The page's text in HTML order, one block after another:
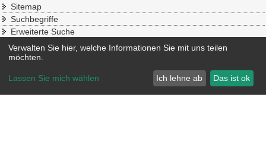
Sitemap
Suchbegriffe
Erweiterte Suche
Konto
Mein Benutzerkonto
© 2020 SLpB
Verwalten Sie hier, welche Informationen Sie mit uns teilen
möchten.
Lassen Sie mich wählen Ich lehne ab Das ist ok